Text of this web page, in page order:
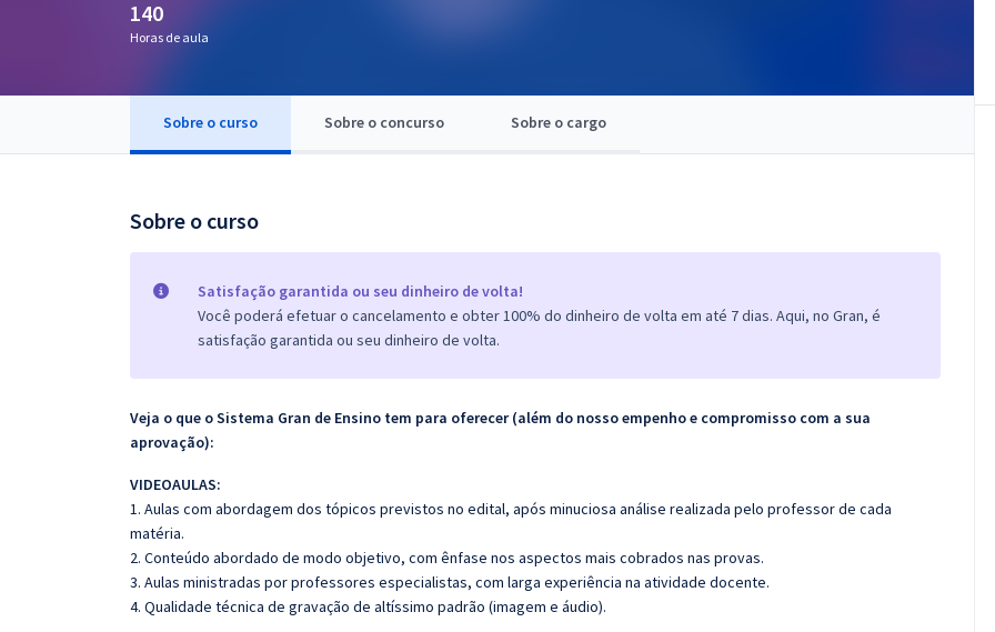
Questões grátis
140
Horas de aula
Sobre o curso Sobre o concurso Sobre o cargo
Sobre o curso
Satisfação garantida ou seu dinheiro de volta!
Você poderá efetuar o cancelamento e obter 100% do dinheiro de volta em até 7 dias. Aqui, no Gran, é
satisfação garantida ou seu dinheiro de volta.
Veja o que o Sistema Gran de Ensino tem para oferecer (além do nosso empenho e compromisso com a sua
aprovação):
VIDEOAULAS:
1. Aulas com abordagem dos tópicos previstos no edital, após minuciosa análise realizada pelo professor de cada
matéria.
2. Conteúdo abordado de modo objetivo, com ênfase nos aspectos mais cobrados nas provas.
3. Aulas ministradas por professores especialistas, com larga experiência na atividade docente.
4. Qualidade técnica de gravação de altíssimo padrão (imagem e áudio).